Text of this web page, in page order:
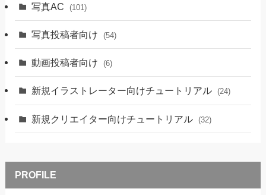
写真AC (101)
写真投稿者向け (54)
動画投稿者向け (6)
新規イラストレーター向けチュートリアル (24)
新規クリエイター向けチュートリアル (32)